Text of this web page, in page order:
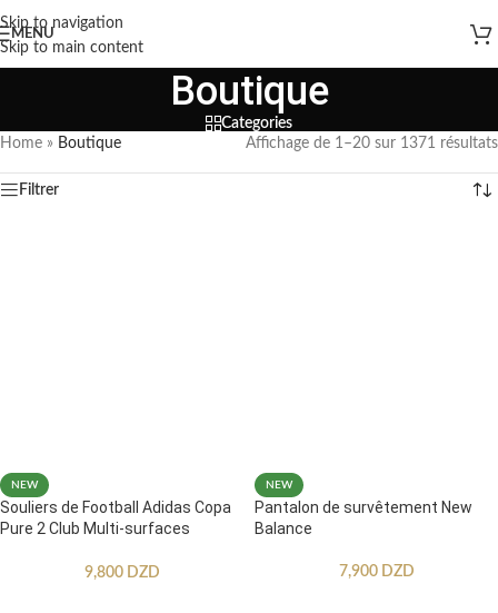
Skip to navigation
Skip to main content
MENU
Boutique
Categories
Home » Boutique Affichage de 1–20 sur 1371 résultats
Filtrer
NEW
Souliers de Football Adidas Copa
Pure 2 Club Multi-surfaces
9,800 DZD
NEW
Pantalon de survêtement New
Balance
7,900 DZD